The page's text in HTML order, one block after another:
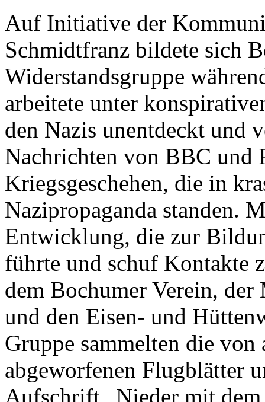
Auf Initiative der
Schmidtfranz bildete sich
Widerstandsgruppe
arbeitete unter
den Nazis unentdeckt und
Nachrichten von BBC und
Kriegsgeschehen, die in
Nazipropaganda standen.
Entwicklung, die zur
führte und schuf Kontakte
dem Bochumer Verein,
und den Eisen- und
Gruppe sammelten die
abgeworfenen Flugblätter
Aufschrift „Nieder mit